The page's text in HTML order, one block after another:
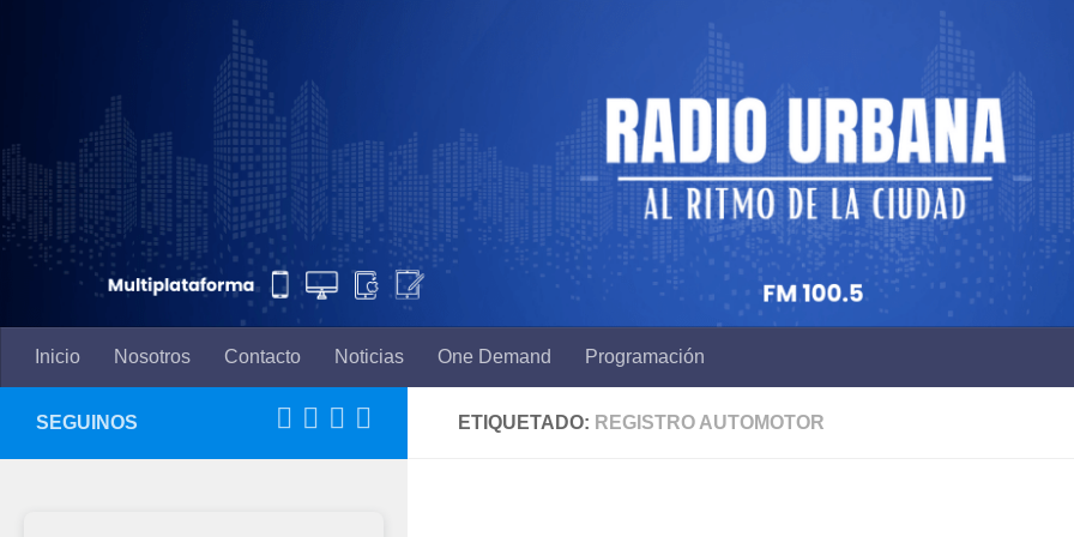
Inicio Nosotros Contacto Noticias One Demand Programación
ETIQUETADO: REGISTRO AUTOMOTOR
SEGUINOS